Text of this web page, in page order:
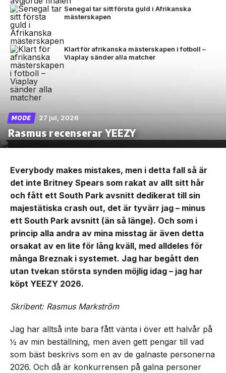
Senegal tar sitt första guld i Afrikanska
mästerskapen
Klart för afrikanska mästerskapen i fotboll –
Viaplay sänder alla matcher
MODE 27 jul, 2026
Rasmus recenserar YEEZY
Everybody makes mistakes, men i detta fall så är
det inte Britney Spears som rakat av allt sitt hår
och fått ett South Park avsnitt dedikerat till sin
majestätiska crash out, det är tyvärr jag – minus
ett South Park avsnitt (än så länge). Och som i
princip alla andra av mina misstag är även detta
orsakat av en lite för lång kväll, med alldeles för
många Breznak i systemet. Jag har begått den
utan tvekan största synden möjlig idag – jag har
köpt YEEZY 2026.
Skribent: Rasmus Markström
Jag har alltså inte bara fått vänta i över ett halvår på
½ av min beställning, men även gett pengar till vad
som bäst beskrivs som en av de galnaste personerna
2026. Och då är konkurrensen på galna personer